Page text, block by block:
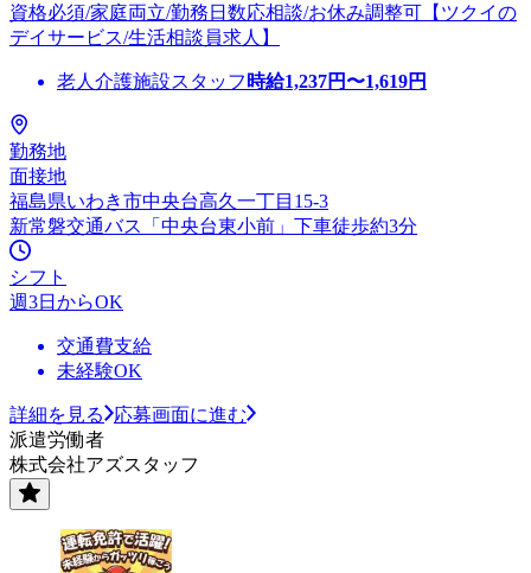
資格必須/家庭両立/勤務日数応相談/お休み調整可【ツクイの
デイサービス/生活相談員求人】
老人介護施設スタッフ 時給1,237円〜1,619円
勤務地
面接地
福島県いわき市中央台高久一丁目15-3
新常磐交通バス「中央台東小前」下車徒歩約3分
シフト
週3日からOK
交通費支給
未経験OK
詳細を見る
応募画面に進む
派遣労働者
株式会社アズスタッフ